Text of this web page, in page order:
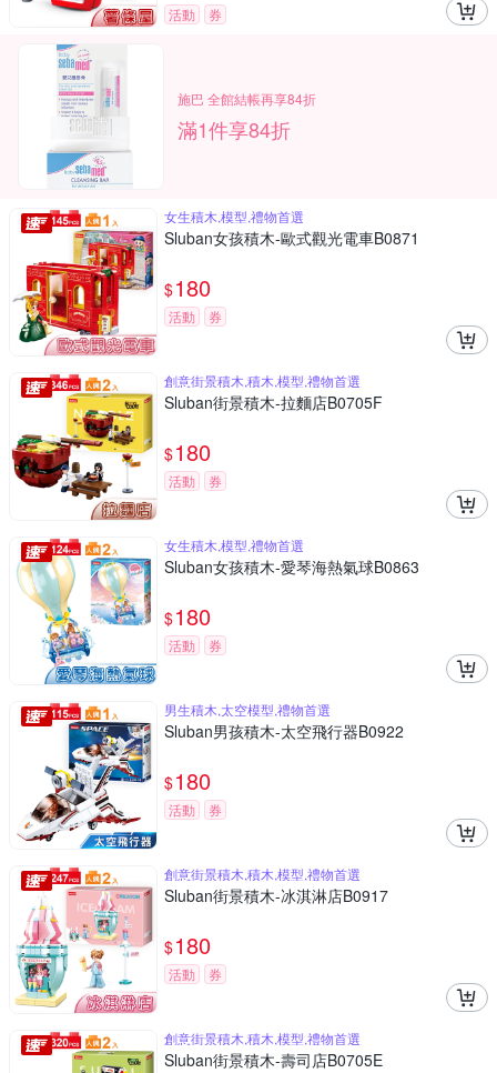
活動 券
施巴 全館結帳再享84折
滿1件享84折
女生積木,模型,禮物首選
Sluban女孩積木-歐式觀光電車B0871
$180
活動 券
創意街景積木,積木,模型,禮物首選
Sluban街景積木-拉麵店B0705F
$180
活動 券
女生積木,模型,禮物首選
Sluban女孩積木-愛琴海熱氣球B0863
$180
活動 券
男生積木,太空模型,禮物首選
Sluban男孩積木-太空飛行器B0922
$180
活動 券
創意街景積木,積木,模型,禮物首選
Sluban街景積木-冰淇淋店B0917
$180
活動 券
創意街景積木,積木,模型,禮物首選
Sluban街景積木-壽司店B0705E